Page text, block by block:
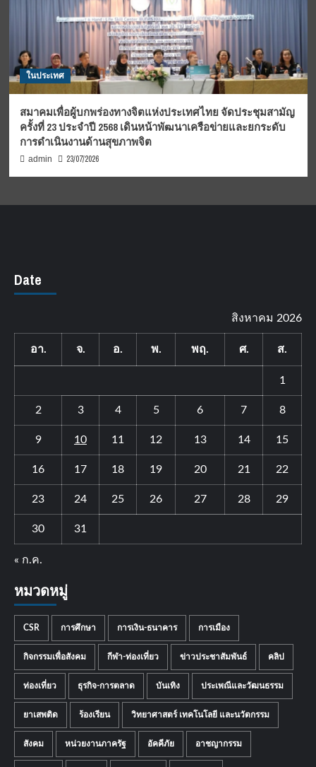
ในประเทศ
สมาคมเพื่อผู้บกพร่องทางจิตแห่งประเทศไทย จัดประชุมสามัญ
ครั้งที่ 23 ประจำปี 2568 เดินหน้าพัฒนาเครือข่ายและยกระดับ
การดำเนินงานด้านสุขภาพจิต
admin 23/07/2026
Date
สิงหาคม 2026
อา. จ. อ. พ. พฤ. ศ. ส.
1
2 3 4 5 6 7 8
9 10 11 12 13 14 15
16 17 18 19 20 21 22
23 24 25 26 27 28 29
30 31
« ก.ค.
หมวดหมู่
CSR การศึกษา การเงิน-ธนาคาร การเมือง
กิจกรรมเพื่อสังคม กีฬา-ท่องเที่ยว ข่าวประชาสัมพันธ์ คลิป
ท่องเที่ยว ธุรกิจ-การตลาด บันเทิง ประเพณีและวัฒนธรรม
ยาเสพติด ร้องเรียน วิทยาศาสตร์ เทคโนโลยี และนวัตกรรม
สังคม หน่วยงานภาครัฐ อัคคีภัย อาชญากรรม